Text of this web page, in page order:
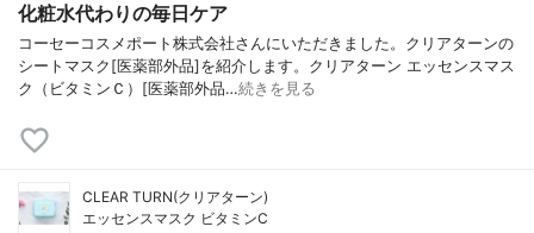
化粧水代わりの毎日ケア
コーセーコスメポート株式会社さんにいただきました。クリアターンの
シートマスク[医薬部外品]を紹介します。クリアターン エッセンスマス
ク（ビタミンＣ）[医薬部外品…続きを見る
CLEAR TURN(クリアターン)
エッセンスマスク ビタミンC